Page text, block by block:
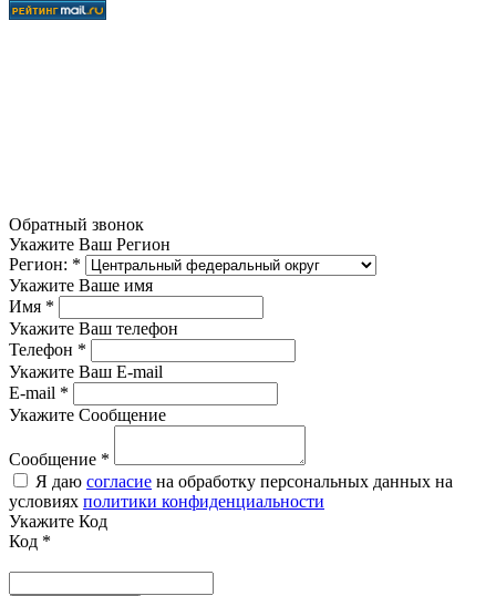
Обратный звонок
Укажите Ваш Регион
Регион: *
Укажите Ваше имя
Имя *
Укажите Ваш телефон
Телефон *
Укажите Ваш E-mail
E-mail *
Укажите Сообщение
Сообщение *
Я даю согласие на обработку персональных данных на
условиях политики конфиденциальности
Укажите Код
Код *